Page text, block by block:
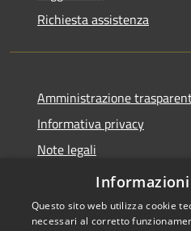
Richiesta assistenza
Amministrazione
Informativa privacy
Note legali
Dichiarazione di accessibilità
Questo sito web utilizza cookie
necessari al corretto